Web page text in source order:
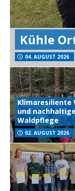
Kühle
04. AUGUST 2026
Klimaresiliente
und nachhaltige
Waldpflege
02. AUGUST 2026